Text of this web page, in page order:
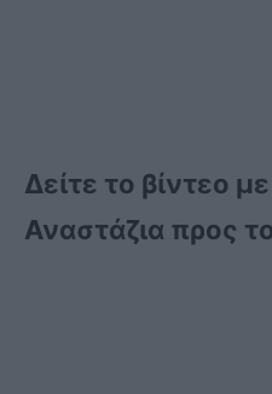
Δείτε το βίντεο
Αναστάζια προς